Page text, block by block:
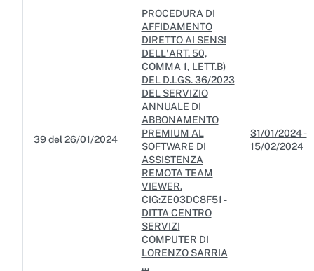
39 del 26/01/2024
PROCEDURA DI
AFFIDAMENTO
DIRETTO AI SENSI
DELL'ART. 50,
COMMA 1, LETT.B)
DEL D.LGS. 36/2023
DEL SERVIZIO
ANNUALE DI
ABBONAMENTO
PREMIUM AL
SOFTWARE DI
ASSISTENZA
REMOTA TEAM
VIEWER.
CIG:ZE03DC8F51 -
DITTA CENTRO
SERVIZI
COMPUTER DI
LORENZO SARRIA
...
31/01/2024 -
15/02/2024